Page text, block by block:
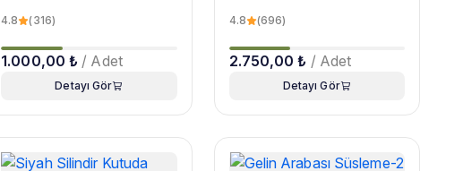
4.8 (316)
1.000,00 ₺ / Adet
Detayı Gör
buketi
4.8 (696)
2.750,00 ₺ / Adet
Detayı Gör